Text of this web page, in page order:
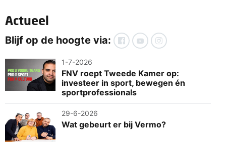
Actueel
Blijf op de hoogte via:
1-7-2026
FNV roept Tweede Kamer op:
investeer in sport, bewegen én
sportprofessionals
29-6-2026
Wat gebeurt er bij Vermo?